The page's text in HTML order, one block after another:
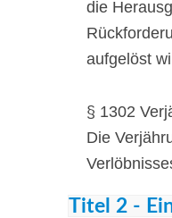
die
aufgelöst
§ 1302
Die
Titel 2 -